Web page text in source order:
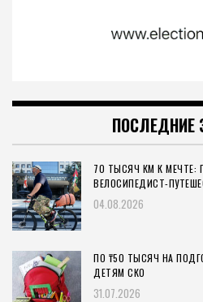
ПОСЛЕДНИЕ
70 ТЫСЯЧ КМ К МЕЧТЕ:
ВЕЛОСИПЕДИСТ-
04.08.2026
ПО ₸50 ТЫСЯЧ НА
ДЕТЯМ СКО
31.07.2026